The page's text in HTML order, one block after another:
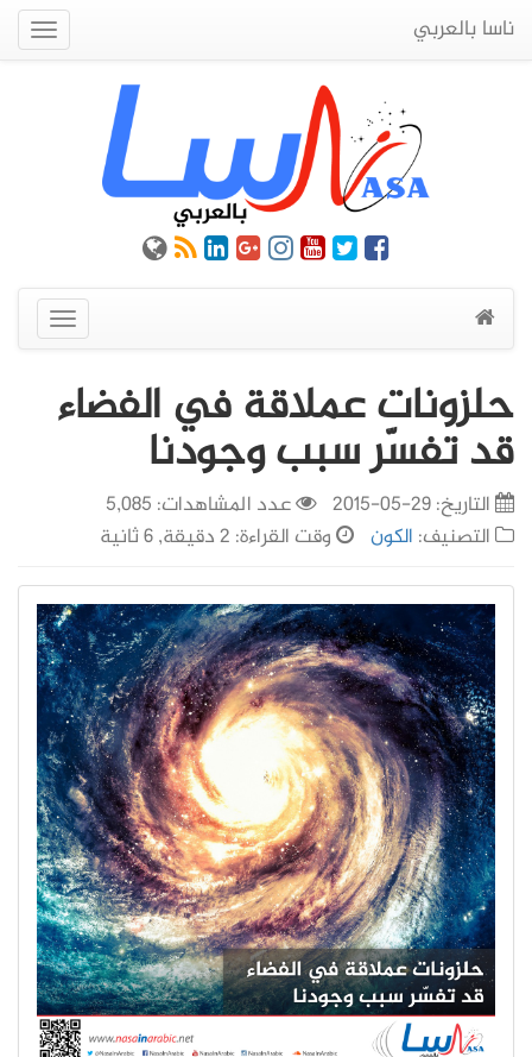
ناسا بالعربي
عرض
القائمة
حلزونات عملاقة في الفضاء
قد تفسّر سبب وجودنا
التاريخ:29-05-2015
عدد المشاهدات: 5,085
التصنيف: الكون وقت القراءة: 2 دقيقة, 6 ثانية